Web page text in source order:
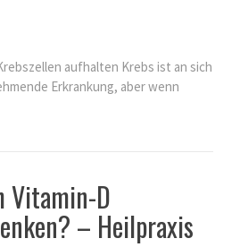
aufhalten Krebs ist an sich
Erkrankung, aber wenn
Vitamin-D
– Heilpraxis
FINDEN SIE ES ALS KINDERARZT
NICHT FRUSTRIEREND, DASS ALLES